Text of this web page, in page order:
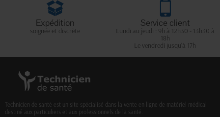
Expédition
soignée et discrète
Service client
Lundi au jeudi : 9h à 12h30 - 13h30 à
18h
Le vendredi jusqu'à 17h
Technicien de santé est un site spécialisé dans la vente en ligne de matériel médical
destiné aux particuliers et aux professionnels de la santé.